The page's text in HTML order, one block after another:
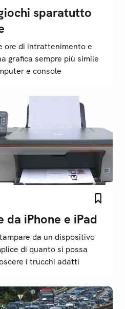
sparatutto
ore di intrattenimento e
grafica sempre più simile
e console
da iPhone e iPad
da un dispositivo
di quanto si possa
i trucchi adatti